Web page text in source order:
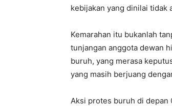
kebijakan yang dinilai tidak
Kemarahan itu bukanlah
tunjangan anggota dewan
buruh, yang merasa
yang masih berjuang
Aksi protes buruh di depan